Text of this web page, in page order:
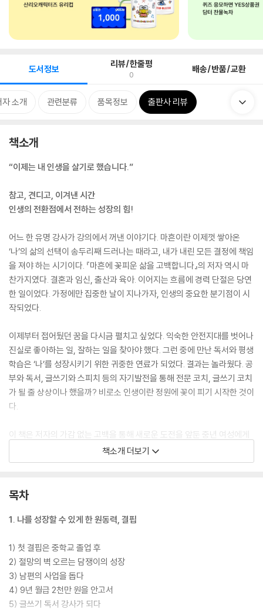
도서정보 리뷰/한줄평
0 배송/반품/교환
자 소개 관련분류 품목정보 출판사 리뷰
책소개
“이제는 내 인생을 살기로 했습니다.”
참고, 견디고, 이겨낸 시간
인생의 전환점에서 전하는 성장의 힘!
어느 한 유명 강사가 강의에서 꺼낸 이야기다. 마흔이란 이제껏 쌓아온
‘나’의 삶의 선택이 송두리째 드러나는 때라고, 내가 내린 모든 결정에 책임
을 져야 하는 시기이다. 『마흔에 꽃피운 삶을 고백합니다』의 저자 역시 마
찬가지였다. 결혼과 임신, 출산과 육아. 이어지는 흐름에 경력 단절은 당연
한 일이었다. 가정에만 집중한 날이 지나가자, 인생의 중요한 분기점이 시
작되었다.
이제부터 접어뒀던 꿈을 다시금 펼치고 싶었다. 익숙한 안전지대를 벗어나
진실로 좋아하는 일, 잘하는 일을 찾아야 했다. 그런 중에 만난 독서와 평생
학습은 ‘나’를 성장시키기 위한 귀중한 연료가 되었다. 결과는 놀라웠다. 공
부와 독서, 글쓰기와 스피치 등의 자기발전을 통해 전문 코치, 글쓰기 코치
가 될 줄 상상이나 했을까? 비로소 인생이란 정원에 꽃이 피기 시작한 것이
다.
이 책은 저자의 가감 없는 고백을 통해 새로운 도전을 앞둔 중년 여성에게
용기와 꿈을 선사한다. 한 가정의 어머니로서의 ‘나’와, 한 개인으로의
‘나’를 융합하며 더불어 살아가는 법이 궁금하다면? 그 과정의 길잡이가 될
기반으로 자신의 행복과 즐거움을 찾아가는 이야기이다.
책소개 더보기
목차
1. 나를 성장할 수 있게 한 원동력, 결핍
1) 첫 결핍은 중학교 졸업 후
2) 절망의 벽 오르는 담쟁이의 성장
3) 남편의 사업을 돕다
4) 9년 월급 2천만 원을 안고서
5) 글쓰기 독서 강사가 되다